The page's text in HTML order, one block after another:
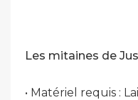
Les mitaines de
• Matériel requis :